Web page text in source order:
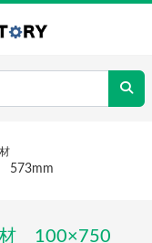
573mm
材 100×750